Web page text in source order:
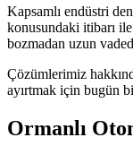
Kapsamlı endüstri
konusundaki itibarı
bozmadan uzun
Çözümlerimiz
ayırtmak için bugün
Ormanlı